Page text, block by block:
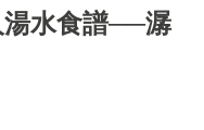
湯水食譜──潺